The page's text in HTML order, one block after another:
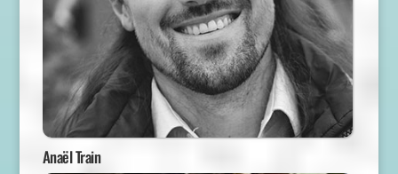
Anaël Train